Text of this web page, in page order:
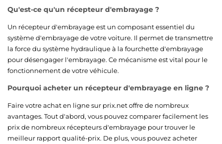
Qu'est-ce qu'un récepteur d'embrayage ?
Un récepteur d'embrayage est un composant essentiel du
système d'embrayage de votre voiture. Il permet de transmettre
la force du système hydraulique à la fourchette d'embrayage
pour désengager l'embrayage. Ce mécanisme est vital pour le
fonctionnement de votre véhicule.
Pourquoi acheter un récepteur d'embrayage en ligne ?
Faire votre achat en ligne sur prix.net offre de nombreux
avantages. Tout d'abord, vous pouvez comparer facilement les
prix de nombreux récepteurs d'embrayage pour trouver le
meilleur rapport qualité-prix. De plus, vous pouvez acheter